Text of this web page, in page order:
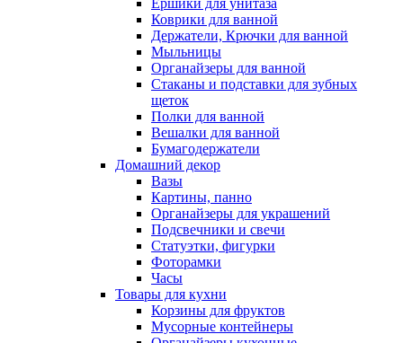
Ершики для унитаза
Коврики для ванной
Держатели, Крючки для ванной
Мыльницы
Органайзеры для ванной
Стаканы и подставки для зубных
щеток
Полки для ванной
Вешалки для ванной
Бумагодержатели
Домашний декор
Вазы
Картины, панно
Органайзеры для украшений
Подсвечники и свечи
Статуэтки, фигурки
Фоторамки
Часы
Товары для кухни
Корзины для фруктов
Мусорные контейнеры